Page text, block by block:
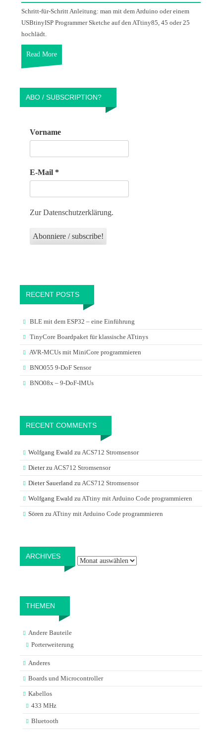
Schritt-für-Schritt Anleitung: man mit dem Arduino oder einem
USBtinyISP Programmer Sketche auf den ATtiny85, 45 oder 25
hochlädt.
Read More
ABO / SUBSCRIPTION?
Vorname
E-Mail *
Zur Datenschutzerklärung.
RECENT POSTS
BLE mit dem ESP32 – eine Einführung
TinyCore Boardpaket für klassische ATtinys
AVR-MCUs mit MiniCore programmieren
BNO055 9-DoF Sensor
BNO08x – 9-DoF-IMUs
RECENT COMMENTS
Wolfgang Ewald zu ACS712 Stromsensor
Dieterzu ACS712 Stromsensor
Dieter Sauerland zu ACS712 Stromsensor
Wolfgang Ewald zu ATtiny mit Arduino Code programmieren
Sören zu ATtiny mit Arduino Code programmieren
ARCHIVES
THEMEN
Andere Bauteile
Porterweiterung
Anderes
Boards und Microcontroller
Kabellos
433 MHz
Bluetooth